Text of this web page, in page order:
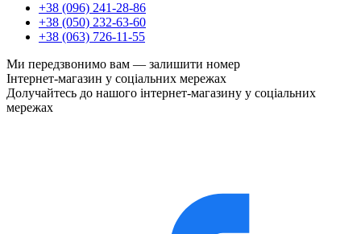
+38 (096) 241-28-86
+38 (050) 232-63-60
+38 (063) 726-11-55
Ми передзвонимо вам — залишити номер
Інтернет-магазин у соціальних мережах
Долучайтесь до нашого інтернет-магазину у соціальних
мережах